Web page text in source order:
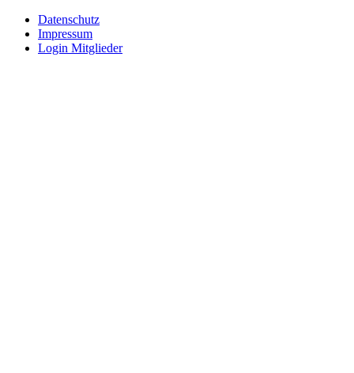
Datenschutz
Impressum
Login Mitglieder